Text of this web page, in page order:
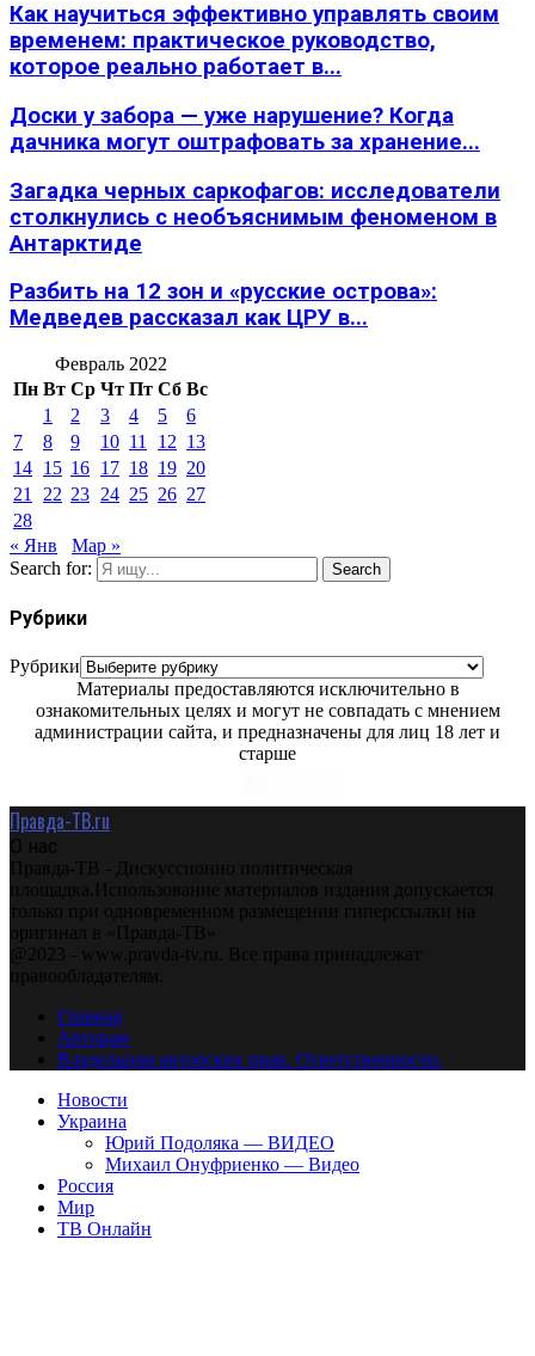
Как научиться эффективно управлять своим
временем: практическое руководство,
которое реально работает в...
Доски у забора — уже нарушение? Когда
дачника могут оштрафовать за хранение...
Загадка черных саркофагов: исследователи
столкнулись с необъяснимым феноменом в
Антарктиде
Разбить на 12 зон и «русские острова»:
Медведев рассказал как ЦРУ в...
Февраль 2022
Пн Вт Ср Чт Пт Сб Вс
1
2 3 4 5
6
7
8 9 10 11 12 13
14 15 16 17 18 19 20
21
22 23 24 25 26 27
28
« Янв
Мар »
Search for:
Search
Рубрики
Рубрики
Материалы предоставляются исключительно в
ознакомительных целях и могут не совпадать с мнением
администрации сайта, и предназначены для лиц 18 лет и
старше
Правда-ТВ.ru
О нас
Правда-ТВ - Дискуссионно политическая
площадка.Использование материалов издания допускается
только при одновременном размещении гиперссылки на
оригинал в «Правда-ТВ»
@2023 - www.pravda-tv.ru. Все права принадлежат
правообладателям.
Главная
Авторам
Владельцам авторских прав. Ответственности.
Новости
Украина
Юрий Подоляка — ВИДЕО
Михаил Онуфриенко — Видео
Россия
Мир
ТВ Онлайн